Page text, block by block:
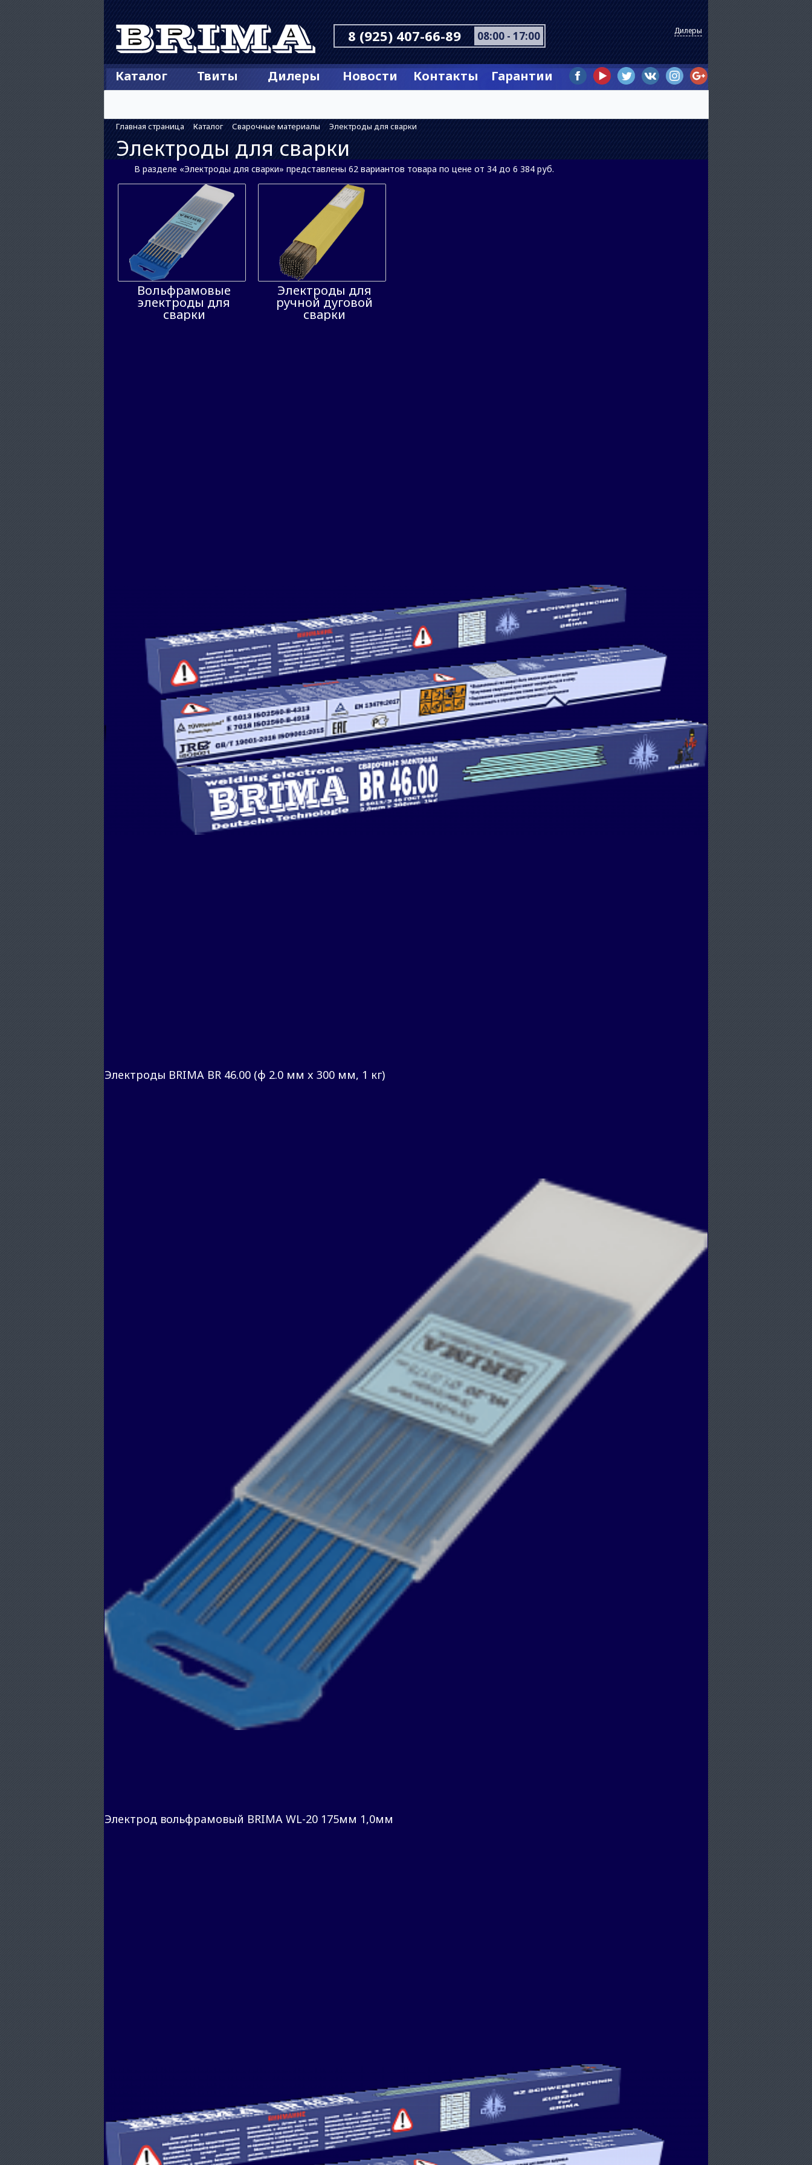
8 (925) 407-66-89 08:00 - 17:00 Дилеры
Каталог Твиты Дилеры Новости Контакты Гарантии
Главная страница Каталог Сварочные материалы Электроды для сварки
Электроды для сварки
В разделе «Электроды для сварки» представлены 62 вариантов товара по цене от 34 до 6 384 руб.
Вольфрамовые
электроды для
сварки
Электроды для
ручной дуговой
сварки
Электроды BRIMA BR 46.00 (ф 2.0 мм x 300 мм, 1 кг)
Электрод вольфрамовый BRIMA WL-20 175мм 1,0мм